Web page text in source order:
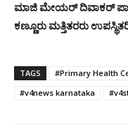
ಮಾಜಿ ಮೇಯರ್ ದಿವಾಕರ್
ಕಣ್ಣೂರು ಮತ್ತಿತರರು
TAGS #Primary Health
#v4news karnataka